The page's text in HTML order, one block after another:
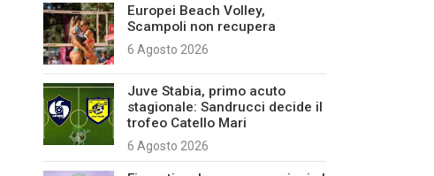
Europei Beach Volley,
Scampoli non recupera
6 Agosto 2026
Juve Stabia, primo acuto
stagionale: Sandrucci decide il
trofeo Catello Mari
6 Agosto 2026